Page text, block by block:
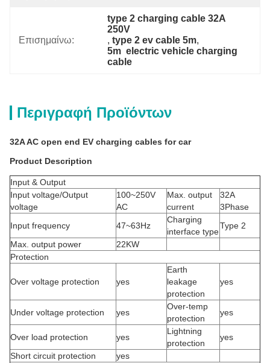
Επισημαίνω:
type 2 charging cable 32A
250V
, type 2 ev cable 5m,
5m  electric vehicle charging
cable
Περιγραφή Προϊόντων
32A AC open end EV charging cables for car
Product Description
Input & Output
Input voltage/Output
voltage
100~250V
AC
Max. output
current
32A
3Phase
Input frequency
47~63Hz
Charging
interface type
Type 2
Max. output power
22KW
Protection
Over voltage protection yes
Earth
leakage
protection
yes
Under voltage protection yes
Over-temp
protection
yes
Over load protection yes
Lightning
protection
yes
Short circuit protection
yes